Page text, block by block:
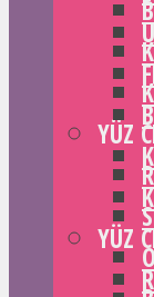
YÜZ
YÜZ